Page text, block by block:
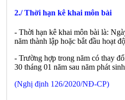
2./ Thời hạn kê khai môn bài
- Thời hạn kê khai môn bài là:
năm thành lập hoặc bắt đầu hoạt
- Trường hợp trong năm có thay
30 tháng 01 năm sau năm phát
(Nghị định 126/2020/NĐ-CP)